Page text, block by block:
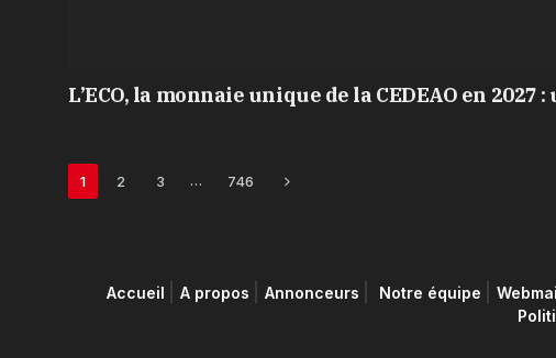
L’ECO, la monnaie unique de la CEDEAO en
1 2 3 … 746 Next
Accueil A propos Annonceurs Notre équipe